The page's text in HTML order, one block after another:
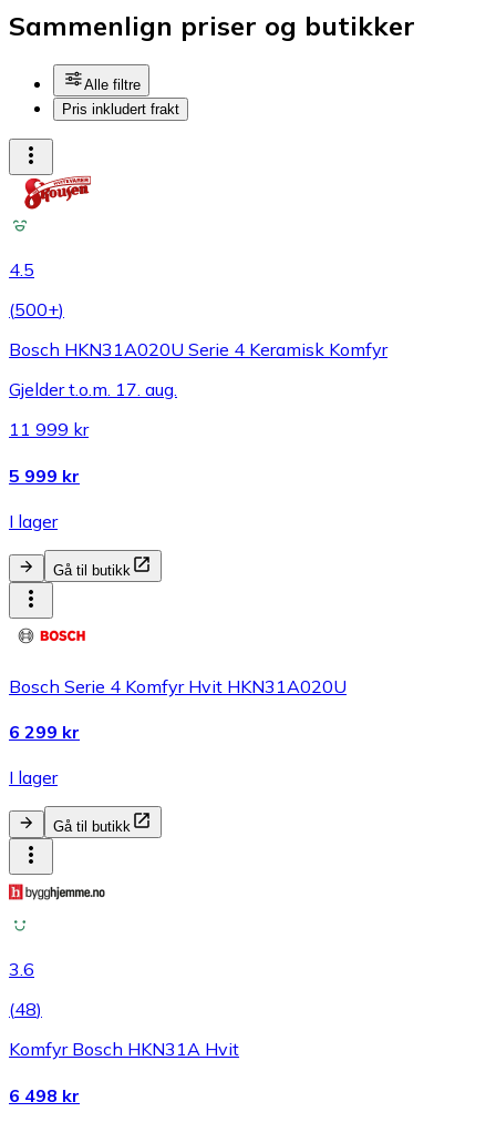
Sammenlign priser og butikker
Alle filtre
Pris inkludert frakt
4.5
(500+)
Bosch HKN31A020U Serie 4 Keramisk Komfyr
Gjelder t.o.m. 17. aug.
11 999 kr
5 999 kr
I lager
Gå til butikk
Bosch Serie 4 Komfyr Hvit HKN31A020U
6 299 kr
I lager
Gå til butikk
3.6
(48)
Komfyr Bosch HKN31A Hvit
6 498 kr